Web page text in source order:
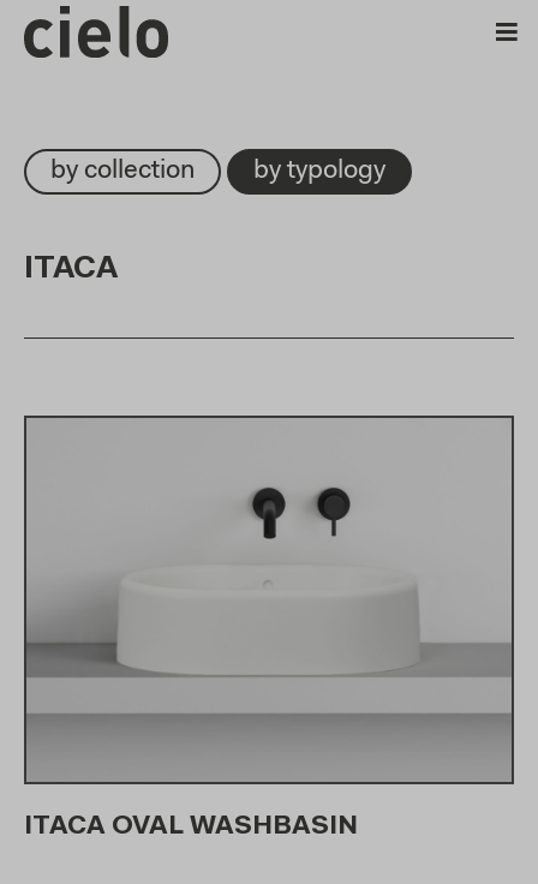
by collection by typology
ITACA
ITACA OVAL WASHBASIN